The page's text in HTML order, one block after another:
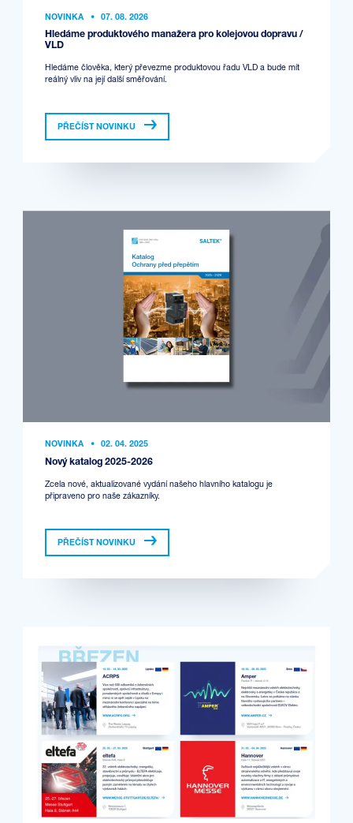
NOVINKA • 07. 08. 2026
Hledáme produktového manažera pro kolejovou dopravu /
VLD
Hledáme člověka, který převezme produktovou řadu VLD a bude mít
reálný vliv na její další směřování.
PŘEČÍST NOVINKU
NOVINKA • 02. 04. 2025
Nový katalog 2025-2026
Zcela nové, aktualizované vydání našeho hlavního katalogu je
připraveno pro naše zákazníky.
PŘEČÍST NOVINKU